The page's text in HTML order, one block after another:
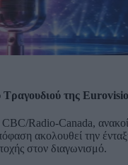
της
Radio-Canada,
ακολουθεί την
στον διαγωνισμό.